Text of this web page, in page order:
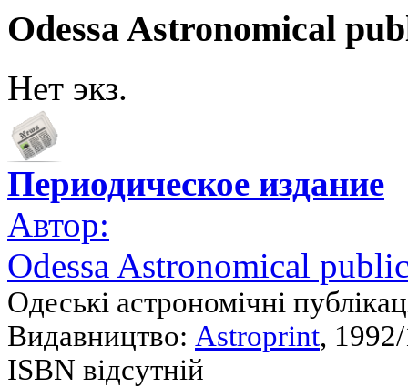
Odessa Astronomical
Нет экз.
Периодическое издание
Автор:
Odessa Astronomical
Одеські астрономічні
Видавництво: Astroprint,
ISBN відсутній